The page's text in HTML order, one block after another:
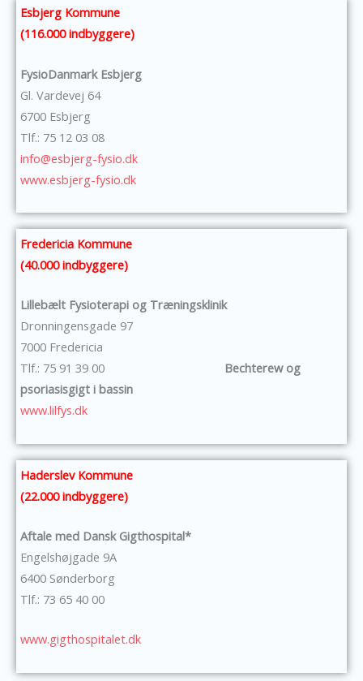
Esbjerg Kommune
(116.000 indbyggere)
FysioDanmark Esbjerg
Gl. Vardevej 64
6700 Esbjerg
Tlf.: 75 12 03 08
info@esbjerg-fysio.dk
www.esbjerg-fysio.dk
Fredericia Kommune
(40.000 indbyggere)
Lillebælt Fysioterapi og Træningsklinik
Dronningensgade 97
7000 Fredericia
Tlf.: 75 91 39 00 Bechterew og
psoriasisgigt i bassin
www.lilfys.dk
Haderslev Kommune
(22.000 indbyggere)
Aftale med Dansk Gigthospital*
Engelshøjgade 9A
6400 Sønderborg
Tlf.: 73 65 40 00
www.gigthospitalet.dk